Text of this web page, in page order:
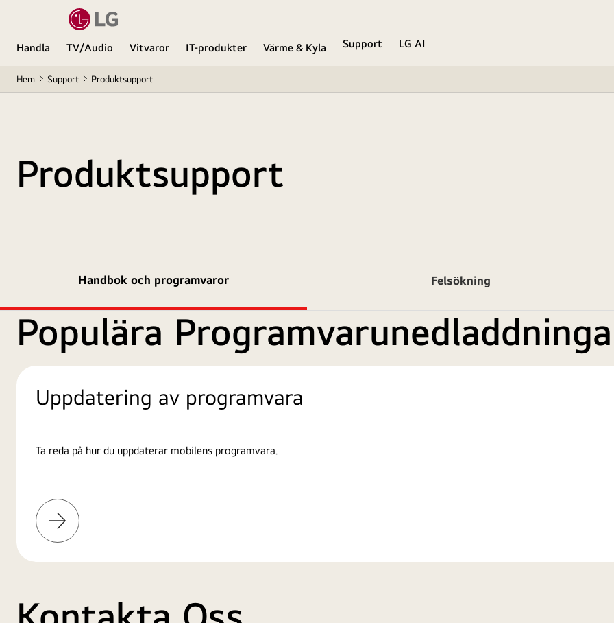
Handla TV/Audio Vitvaror IT-produkter Värme & Kyla Support LG AI
Hem Support Produktsupport
Produktsupport
Handbok och programvaror Felsökning
Populära
Uppdatering av programvara
Ta reda på hur du uppdaterar mobilens programvara.
Läs
mer